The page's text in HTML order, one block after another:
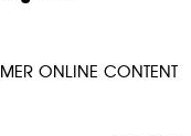
ONLINE CONTENT